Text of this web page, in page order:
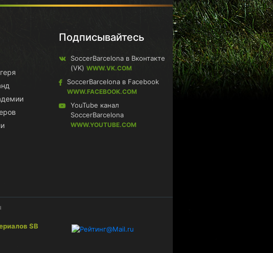
Подписывайтесь
SoccerBarcelona в Вконтакте
(VK) WWW.VK.COM
SoccerBarcelona в Facebook
WWW.FACEBOOK.COM
YouTube канал
SoccerBarcelona
WWW.YOUTUBE.COM
SB